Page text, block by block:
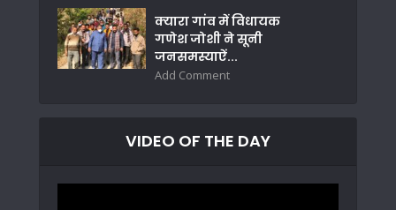
क्यारा गांव में विधायक
गणेश जोशी ने सूनी
जनसमस्याऐं...
Add Comment
VIDEO OF THE DAY